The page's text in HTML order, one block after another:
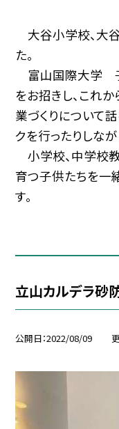
大谷小学校、大
た。
富山国際大学
をお招きし、これ
業づくりについて
クを行ったりしな
小学校、中学校
育つ子供たちを一
す。
立山カルデラ砂
公開日 2022/08/09